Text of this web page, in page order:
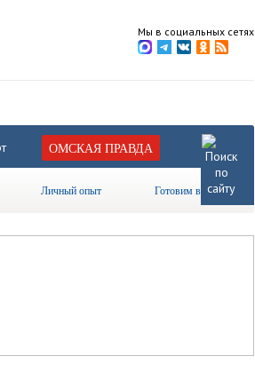
Мы в социальных сетях
ОМСКАЯ ПРАВДА
Личный опыт Готовим вместе